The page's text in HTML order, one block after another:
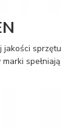
jakości sprzętu
spełniają